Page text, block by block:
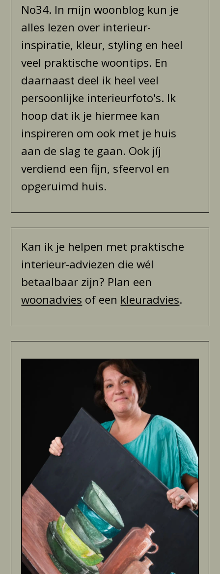
No34. In mijn woonblog kun je
alles lezen over interieur-
inspiratie, kleur, styling en heel
veel praktische woontips. En
daarnaast deel ik heel veel
persoonlijke interieurfoto's. Ik
hoop dat ik je hiermee kan
inspireren om ook met je huis
aan de slag te gaan. Ook jíj
verdiend een fijn, sfeervol en
opgeruimd huis.
Kan ik je helpen met praktische
interieur-adviezen die wél
betaalbaar zijn? Plan een
woonadvies of een kleuradvies.